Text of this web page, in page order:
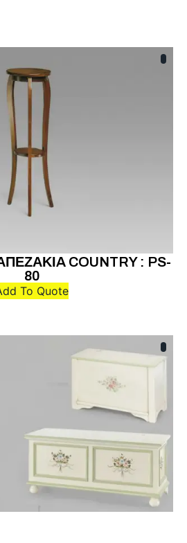
COUNTRY : PS-
80
To Quote